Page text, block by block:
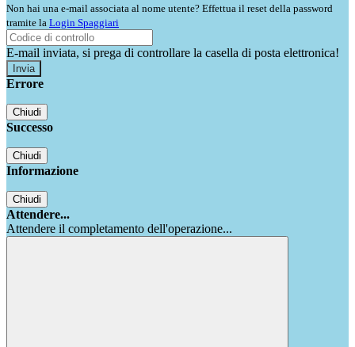
Non hai una e-mail associata al nome utente? Effettua il reset della password
tramite la Login Spaggiari
E-mail inviata, si prega di controllare la casella di posta elettronica!
Errore
Chiudi
Successo
Chiudi
Informazione
Chiudi
Attendere...
Attendere il completamento dell'operazione...